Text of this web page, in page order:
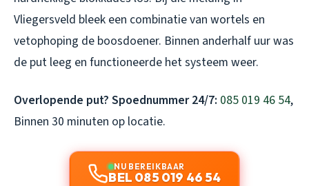
Vliegersveld bleek een combinatie van wortels en
vetophoping de boosdoener. Binnen anderhalf uur was
de put leeg en functioneerde het systeem weer.
Overlopende put? Spoednummer 24/7: 085 019 46 54,
Binnen 30 minuten op locatie.
NU BEREIKBAAR
BEL 085 019 46 54